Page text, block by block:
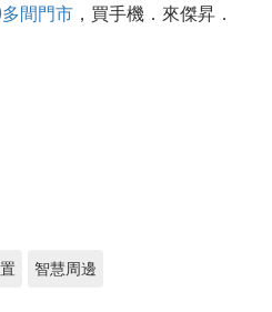
間門市 ，買手機．來傑昇．
智慧周邊